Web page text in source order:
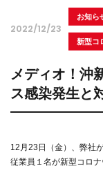
2022/12/23
お知ら
新型コ
メディオ！沖
ス感染発生と
12月23日（金）、弊社
従業員１名が新型コロ